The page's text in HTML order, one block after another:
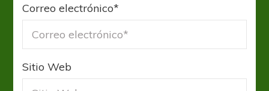
Correo electrónico*
Sitio Web